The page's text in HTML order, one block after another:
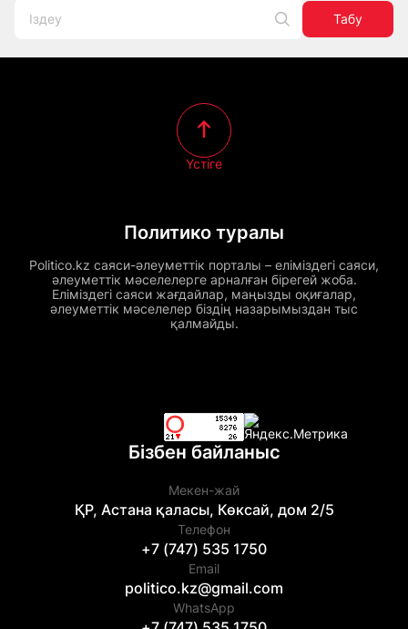
Табу
Политико туралы
Politico.kz саяси-әлеуметтік порталы – еліміздегі саяси,
әлеуметтік мәселелерге арналған бірегей жоба.
Еліміздегі саяси жағдайлар, маңызды оқиғалар,
әлеуметтік мәселелер біздің назарымыздан тыс
қалмайды.
Үстіге
Бізбен байланыс
Мекен-жай
ҚР, Астана қаласы, Көксай, дом 2/5
Телефон
+7 (747) 535 1750
Email
politico.kz@gmail.com
WhatsApp